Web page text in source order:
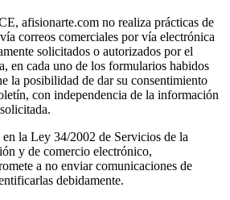
afisionarte.com no realiza prácticas de
correos comerciales por vía electrónica
solicitados o autorizados por el
en cada uno de los formularios habidos
la posibilidad de dar su consentimiento
con independencia de la información
la Ley 34/2002 de Servicios de la
y de comercio electrónico,
a no enviar comunicaciones de
debidamente.